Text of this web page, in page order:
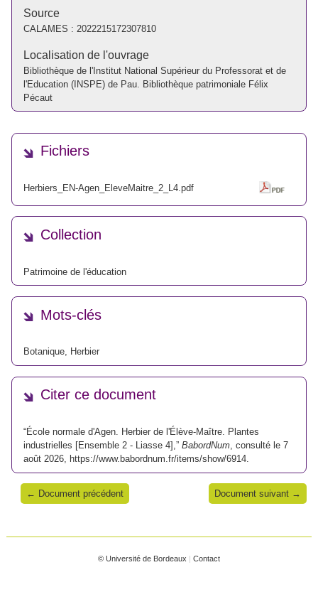
Source
CALAMES : 2022215172307810
Localisation de l'ouvrage
Bibliothèque de l'Institut National Supérieur du Professorat et de
l'Education (INSPE) de Pau. Bibliothèque patrimoniale Félix
Pécaut
Fichiers
Herbiers_EN-Agen_EleveMaitre_2_L4.pdf
Collection
Patrimoine de l'éducation
Mots-clés
Botanique, Herbier
Citer ce document
“École normale d'Agen. Herbier de l'Élève-Maître. Plantes
industrielles [Ensemble 2 - Liasse 4],” BabordNum , consulté le 7
août 2026,
https://www.babordnum.fr/items/show/6914
← Document précédent Document suivant →
© Université de Bordeaux | Contact